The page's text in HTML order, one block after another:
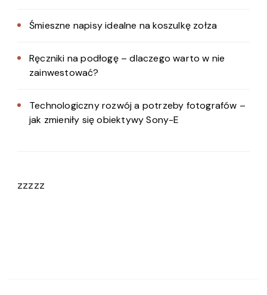
Śmieszne napisy idealne na koszulkę zołza
Ręczniki na podłogę – dlaczego warto w nie
zainwestować?
Technologiczny rozwój a potrzeby fotografów –
jak zmieniły się obiektywy Sony-E
zzzzz